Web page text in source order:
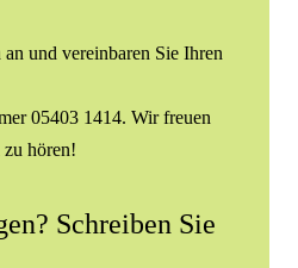
und vereinbaren Sie Ihren
05403 1414. Wir freuen
hören!
Schreiben Sie